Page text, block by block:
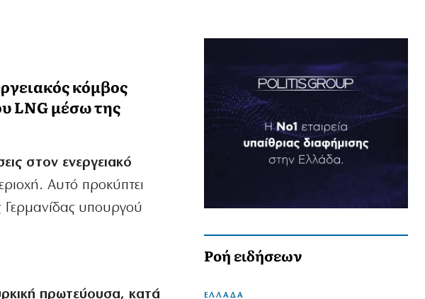
κόμβος
LNG μέσω της
στον ενεργειακό
Αυτό προκύπτει
Γερμανίδας υπουργού
πρωτεύουσα, κατά
Ροή ειδήσεων
ΕΛΛΑΔΑ